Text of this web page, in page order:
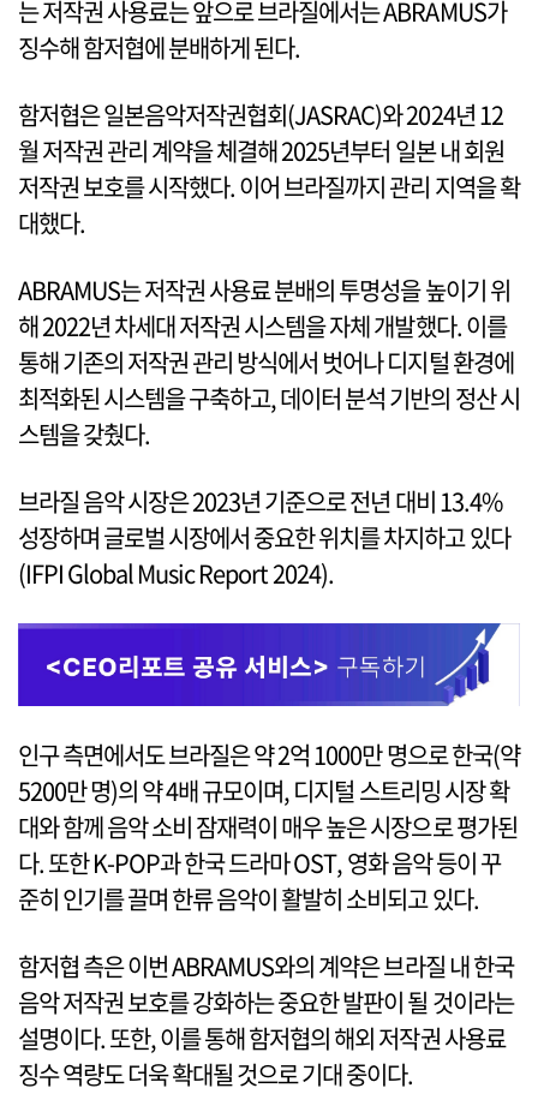
는 저작권 사용료는 앞으로 브라질에서는 ABRAMUS가
징수해 함저협에 분배하게 된다.
함저협은 일본음악저작권협회(JASRAC)와 2024년 12
월 저작권 관리 계약을 체결해 2025년부터 일본 내 회원
저작권 보호를 시작했다. 이어 브라질까지 관리 지역을 확
대했다.
ABRAMUS는 저작권 사용료 분배의 투명성을 높이기 위
해 2022년 차세대 저작권 시스템을 자체 개발했다. 이를
통해 기존의 저작권 관리 방식에서 벗어나 디지털 환경에
최적화된 시스템을 구축하고, 데이터 분석 기반의 정산 시
스템을 갖췄다.
브라질 음악 시장은 2023년 기준으로 전년 대비 13.4%
성장하며 글로벌 시장에서 중요한 위치를 차지하고 있다
(IFPI Global Music Report 2024).
인구 측면에서도 브라질은 약 2억 1000만 명으로 한국(약
5200만 명)의 약 4배 규모이며, 디지털 스트리밍 시장 확
대와 함께 음악 소비 잠재력이 매우 높은 시장으로 평가된
다. 또한 K-POP과 한국 드라마 OST, 영화 음악 등이 꾸
준히 인기를 끌며 한류 음악이 활발히 소비되고 있다.
함저협 측은 이번 ABRAMUS와의 계약은 브라질 내 한국
음악 저작권 보호를 강화하는 중요한 발판이 될 것이라는
설명이다. 또한, 이를 통해 함저협의 해외 저작권 사용료
징수 역량도 더욱 확대될 것으로 기대 중이다.